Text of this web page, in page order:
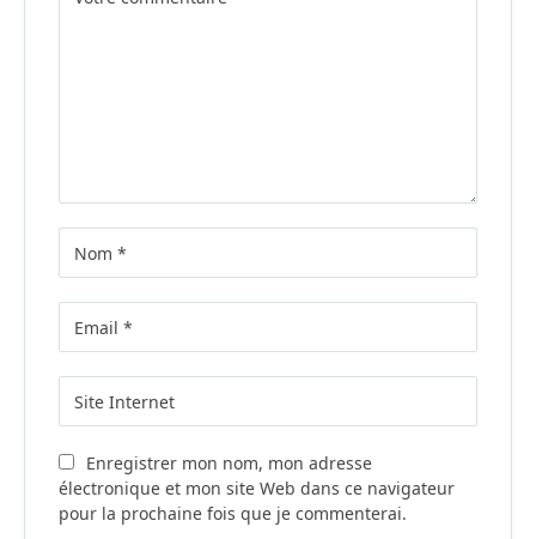
Enregistrer mon nom, mon adresse
électronique et mon site Web dans ce navigateur
pour la prochaine fois que je commenterai.